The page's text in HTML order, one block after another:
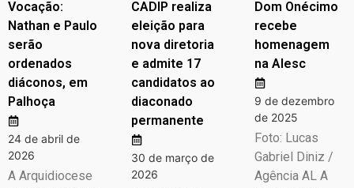
Vocação:
Nathan e Paulo
serão
ordenados
diáconos, em
Palhoça
24 de abril de
2026
A Arquidiocese
CADIP realiza
eleição para
nova diretoria
e admite 17
candidatos ao
diaconado
permanente
30 de março de
2026
Dom Onécimo
recebe
homenagem
na Alesc
9 de dezembro
de 2025
Foto: Lucas
Gabriel Diniz /
Agência AL A